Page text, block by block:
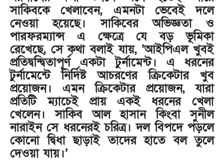
সাকিবকে খেলাবেন, এমনটা ভেবেই দলে
নেওয়া হয়েছে। সাকিবের অভিজ্ঞতা ও
পারফরম্যান্স এ ক্ষেত্রে যে বড় ভূমিকা
রেখেছে, সে কথা বলাই যায়, ‘আইপিএল খুবই
প্রতিদ্বন্দ্বিতাপূর্ণ একটা টুর্নামেন্ট। এ ধরনের
টুর্নামেন্টে নির্দিষ্ট আচরণের ক্রিকেটার খুব
প্রয়োজন। এমন ক্রিকেটার প্রয়োজন, যারা
প্রতিটি ম্যাচেই প্রায় একই ধরনের খেলা
খেলেন। সাকিব আল হাসান কিংবা সুনীল
নারাইন সে ধরনেরই চরিত্র। দল বিপদে পড়লে
কোনো দ্বিধা ছাড়াই তাদের হাতে বল তুলে
দেওয়া যায়।’